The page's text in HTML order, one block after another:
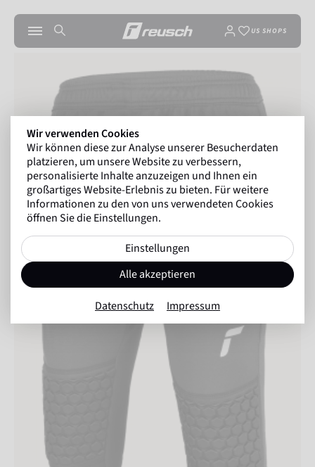
US SHOPS
Wir verwenden Cookies
Wir können diese zur Analyse unserer Besucherdaten
platzieren, um unsere Website zu verbessern,
personalisierte Inhalte anzuzeigen und Ihnen ein
großartiges Website-Erlebnis zu bieten. Für weitere
Informationen zu den von uns verwendeten Cookies
öffnen Sie die Einstellungen.
Einstellungen
Alle akzeptieren
Datenschutz Impressum